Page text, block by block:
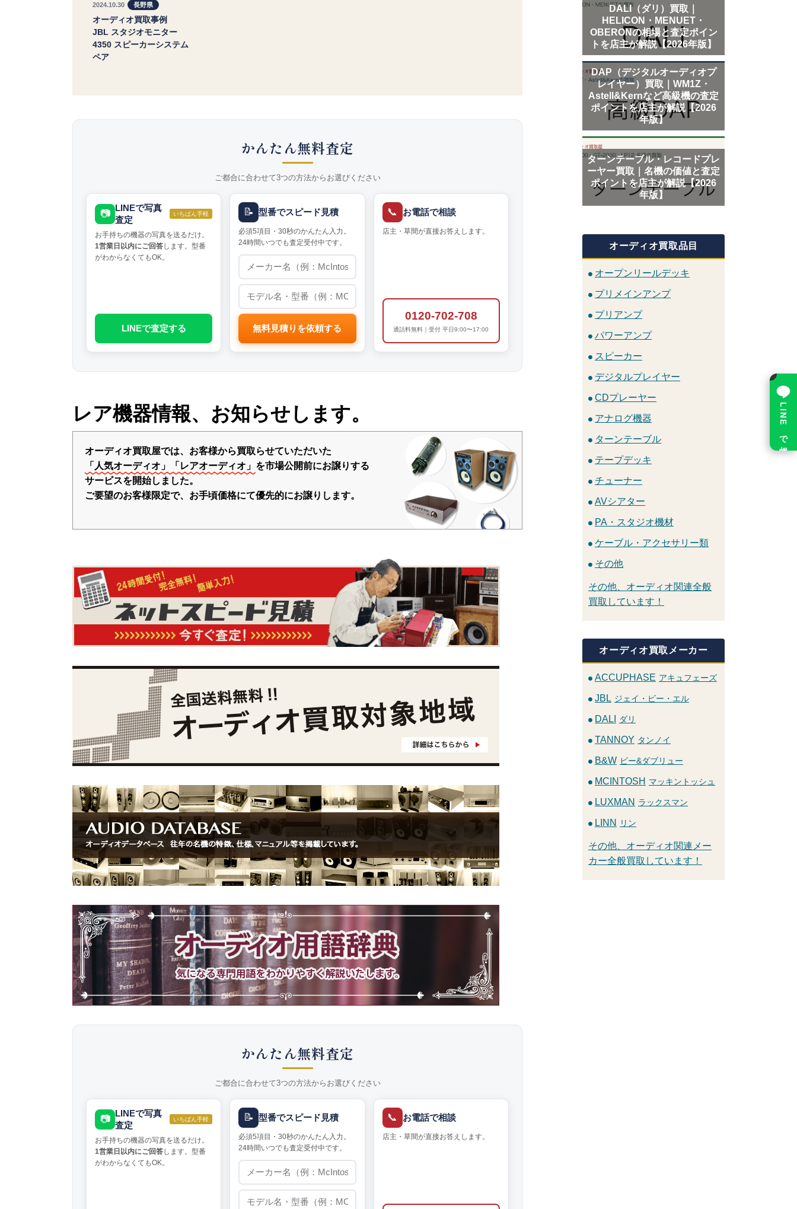
2024.10.30 長野県
オーディオ買取事例
JBL スタジオモニター
4350 スピーカーシステム
ペア
かんたん無料査定
ご都合に合わせて3つの方法からお選びください
📷
LINEで写真
査定
いちばん手軽
お手持ちの機器の写真を送るだけ。
1営業日以内にご回答します。型番
がわからなくてもOK。
LINEで査定する
📝 型番でスピード見積
必須5項目・30秒のかんたん入力。
24時間いつでも査定受付中です。
無料見積りを依頼する
📞 お電話で相談
店主・草間が直接お答えします。
0120-702-708
通話料無料｜受付 平日9:00〜17:00
レア機器情報、お知らせします。
オーディオ買取屋では、お客様から買取らせていただいた
「人気オーディオ」「レアオーディオ」 を市場公開前にお譲りする
サービスを開始しました。
ご要望のお客様限定で、お手頃価格にて優先的にお譲りします。
かんたん無料査定
ご都合に合わせて3つの方法からお選びください
📷
LINEで写真
査定
いちばん手軽
お手持ちの機器の写真を送るだけ。
1営業日以内にご回答します。型番
がわからなくてもOK。
📝 型番でスピード見積
必須5項目・30秒のかんたん入力。
24時間いつでも査定受付中です。
📞 お電話で相談
店主・草間が直接お答えします。
DALI（ダリ）買取｜
HELICON・MENUET・
OBERONの相場と査定ポイン
トを店主が解説【2026年版】
DAP（デジタルオーディオプ
レイヤー）買取｜WM1Z・
Astell&Kernなど高級機の査定
ポイントを店主が解説【2026
年版】
ターンテーブル・レコードプレ
ーヤー買取｜名機の価値と査定
ポイントを店主が解説【2026
年版】
オーディオ買取品目
オープンリールデッキ
プリメインアンプ
プリアンプ
パワーアンプ
スピーカー
デジタルプレイヤー
CDプレーヤー
アナログ機器
ターンテーブル
テープデッキ
チューナー
AVシアター
PA・スタジオ機材
ケーブル・アクセサリー類
その他
その他、オーディオ関連全般
買取しています！
オーディオ買取メーカー
ACCUPHASE アキュフェーズ
JBL ジェイ・ビー・エル
DALI ダリ
TANNOY タンノイ
B&W ビー&ダブリュー
MCINTOSH マッキントッシュ
LUXMAN ラックスマン
LINN リン
その他、オーディオ関連メー
カー全般買取しています！
LINE で相談
×